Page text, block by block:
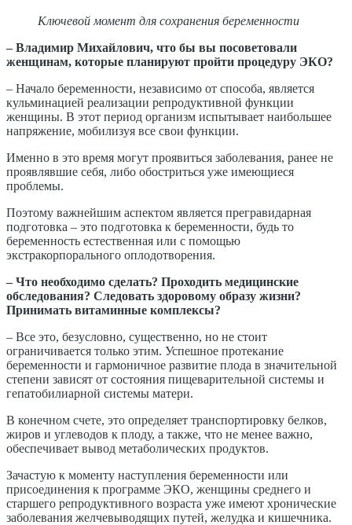
Ключевой момент для сохранения беременности
– Владимир Михайлович, что бы вы посоветовали
женщинам, которые планируют пройти процедуру ЭКО?
– Начало беременности, независимо от способа, является
кульминацией реализации репродуктивной функции
женщины. В этот период организм испытывает наибольшее
напряжение, мобилизуя все свои функции.
Именно в это время могут проявиться заболевания, ранее не
проявлявшие себя, либо обостриться уже имеющиеся
проблемы.
Поэтому важнейшим аспектом является прегравидарная
подготовка – это подготовка к беременности, будь то
беременность естественная или с помощью
экстракорпорального оплодотворения.
– Что необходимо сделать? Проходить медицинские
обследования? Следовать здоровому образу жизни?
Принимать витаминные комплексы?
– Все это, безусловно, существенно, но не стоит
ограничивается только этим. Успешное протекание
беременности и гармоничное развитие плода в значительной
степени зависят от состояния пищеварительной системы и
гепатобилиарной системы матери.
В конечном счете, это определяет транспортировку белков,
жиров и углеводов к плоду, а также, что не менее важно,
обеспечивает вывод метаболических продуктов.
Зачастую к моменту наступления беременности или
присоединения к программе ЭКО, женщины среднего и
старшего репродуктивного возраста уже имеют хронические
заболевания желчевыводящих путей, желудка и кишечника.